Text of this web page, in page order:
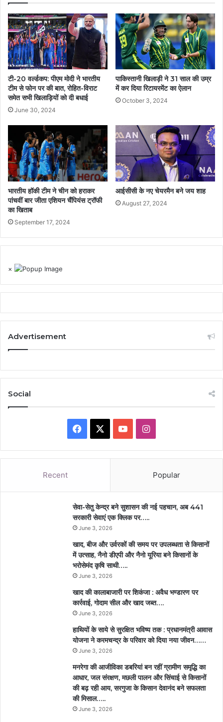
टी-20 वर्ल्डकप: पीएम मोदी ने भारतीय
टीम से फोन पर की बात, रोहित-विराट
समेत सभी खिलाड़ियों को दी बधाई
June 30, 2024
पाकिस्तानी खिलाड़ी ने 31 साल की उम्र
में कर दिया रिटायरमेंट का ऐलान
October 3, 2024
भारतीय हॉकी टीम ने चीन को हराकर
पांचवीं बार जीता एशियन चैंपियंस ट्रॉफी
का खिताब
September 17, 2024
आईसीसी के नए चेयरमैन बने जय शाह
August 27, 2024
×
Advertisement
Social
Facebook YouTubeInstagram
Recent Popular
सेवा-सेतु केन्द्र बने सुशासन की नई पहचान, अब 441
सरकारी सेवाएं एक क्लिक पर…..
June 3, 2026
खाद, बीज और उर्वरकों की समय पर उपलब्धता से किसानों
में उत्साह, नैनो डीएपी और नैनो यूरिया बने किसानों के
भरोसेमंद कृषि साथी…..
June 3, 2026
खाद की कालाबाजारी पर शिकंजा : अवैध भण्डारण पर
कार्रवाई, गोदाम सील और खाद जब्त….
June 3, 2026
हाथियों के साये से सुरक्षित भविष्य तक : प्रधानमंत्री आवास
योजना ने करमचन्द्र के परिवार को दिया नया जीवन……
June 3, 2026
मनरेगा की आजीविका डबरियां बन रहीं ग्रामीण समृद्धि का
आधार, जल संरक्षण, मछली पालन और सिंचाई से किसानों
की बढ़ रही आय, सरगुजा के किसान देवानंद बने सफलता
की मिसाल…..
June 3, 2026